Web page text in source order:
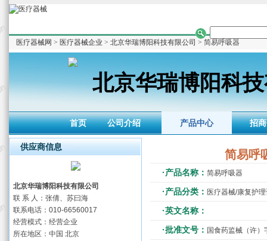
医疗器械网 > 医疗器械企业 > 北京华瑞博阳科技有限公司 > 简易呼吸器
北京华瑞博阳科
首页 公司介绍 产品中心 招
简易呼
·产品名称： 简易呼吸器
·产品分类： 医疗器械/康复护
·英文名称：
·批准文号： 国食药监械（许）
供应商信息
北京华瑞博阳科技有限公司
联 系 人：张倩、苏曰海
联系电话：010-66560017
经营模式：经营企业
所在地区：中国 北京